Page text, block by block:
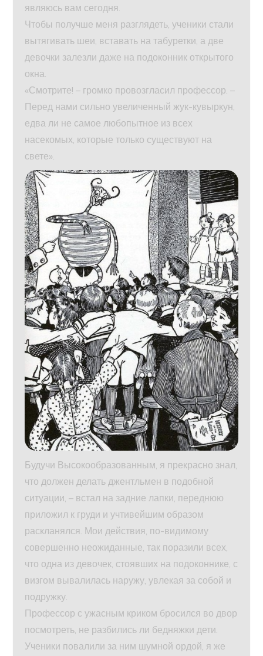
являюсь вам сегодня.
Чтобы получше меня разглядеть, ученики стали
вытягивать шеи, вставать на табуретки, а две
девочки залезли даже на подоконник открытого
окна.
«Смотрите! – громко провозгласил профессор. –
Перед нами сильно увеличенный жук-кувыркун,
едва ли не самое любопытное из всех
насекомых, которые только существуют на
свете».
Будучи Высокообразованным, я прекрасно знал,
что должен делать джентльмен в подобной
ситуации, – встал на задние лапки, переднюю
приложил к груди и учтивейшим образом
раскланялся. Мои действия, по-видимому
совершенно неожиданные, так поразили всех,
что одна из девочек, стоявших на подоконнике, с
визгом вывалилась наружу, увлекая за собой и
подружку.
Профессор с ужасным криком бросился во двор
посмотреть, не разбились ли бедняжки дети.
Ученики повалили за ним шумной ордой, я же